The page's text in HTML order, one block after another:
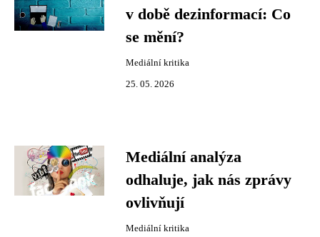
v době dezinformací: Co
se mění?
Mediální kritika
25. 05. 2026
Mediální analýza
odhaluje, jak nás zprávy
ovlivňují
Mediální kritika